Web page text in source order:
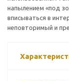
напылением «под
вписываться в
неповторимый и